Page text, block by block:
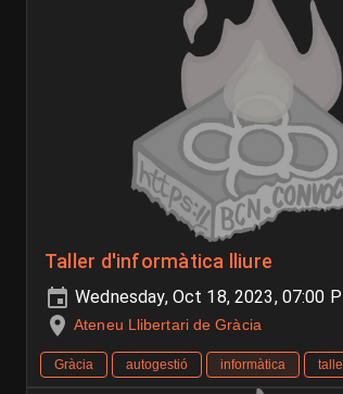
Taller d'informàtica lliure
Wednesday, Oct 18, 2023, 07:00
Ateneu Llibertari de Gràcia
Gràcia autogestió informàtica